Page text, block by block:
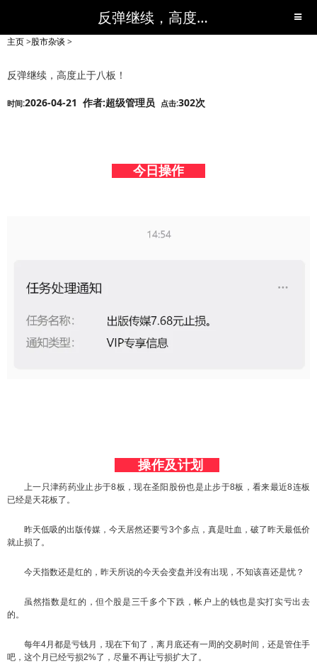
反弹继续，高度止于八板！-股市杂谈-短线黑马,短线股票,短线炒股,实战,荐股,操盘,超级短线,令人叹为观止的短线炒股!-超级短线
主页>股市杂谈 >
反弹继续，高度止于八板！
时间:2026-04-21 作者:超级管理员 点击:302次
今日操作
操作及计划
上一只津药药业止步于8板，现在圣阳股份也是止步于8板，看来最近8连板
已经是天花板了。
昨天低吸的出版传媒，今天居然还要亏3个多点，真是吐血，破了昨天最低价
就止损了。
今天指数还是红的，昨天所说的今天会变盘并没有出现，不知该喜还是忧？
虽然指数是红的，但个股是三千多个下跌，帐户上的钱也是实打实亏出去
的。
每年4月都是亏钱月，现在下旬了，离月底还有一周的交易时间，还是管住手
吧，这个月已经亏损2%了，尽量不再让亏损扩大了。